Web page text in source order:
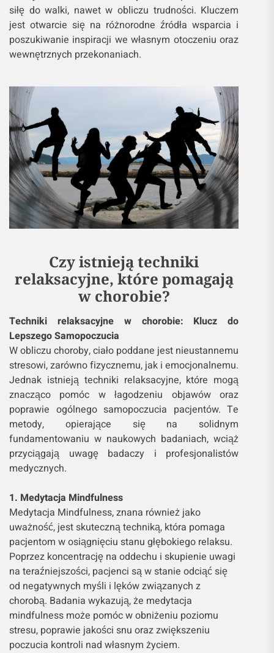
siłę do walki, nawet w obliczu trudności. Kluczem
jest otwarcie się na różnorodne źródła wsparcia i
poszukiwanie inspiracji we własnym otoczeniu oraz
wewnętrznych przekonaniach.
Czy istnieją techniki
relaksacyjne, które pomagają
w chorobie?
Techniki relaksacyjne w chorobie: Klucz do
Lepszego Samopoczucia
W obliczu choroby, ciało poddane jest nieustannemu
stresowi, zarówno fizycznemu, jak i emocjonalnemu.
Jednak istnieją techniki relaksacyjne, które mogą
znacząco pomóc w łagodzeniu objawów oraz
poprawie ogólnego samopoczucia pacjentów. Te
metody, opierające się na solidnym
fundamentowaniu w naukowych badaniach, wciąż
przyciągają uwagę badaczy i profesjonalistów
medycznych.
1. Medytacja Mindfulness
Medytacja Mindfulness, znana również jako
uważność, jest skuteczną techniką, która pomaga
pacjentom w osiągnięciu stanu głębokiego relaksu.
Poprzez koncentrację na oddechu i skupienie uwagi
na teraźniejszości, pacjenci są w stanie odciąć się
od negatywnych myśli i lęków związanych z
chorobą. Badania wykazują, że medytacja
mindfulness może pomóc w obniżeniu poziomu
stresu, poprawie jakości snu oraz zwiększeniu
poczucia kontroli nad własnym życiem.